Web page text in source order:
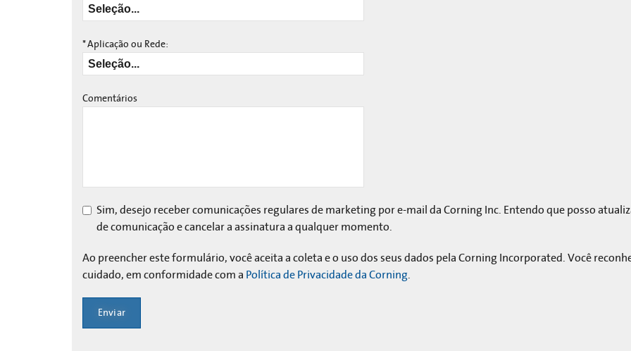
*Aplicação ou Rede:
Comentários
Sim, desejo receber comunicações regulares de marketing por e-mail da Corning Inc. Entendo que posso
de comunicação e cancelar a assinatura a qualquer momento.
Ao preencher este formulário, você aceita a coleta e o uso dos seus dados pela Corning Incorporated. Você
cuidado, em conformidade com a Política de Privacidade da Corning.
Enviar